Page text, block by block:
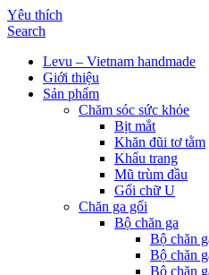
Yêu thích
Search
Levu – Vietnam handmade
Giới thiệu
Sản phẩm
Chăm sóc sức khỏe
Bịt mắt
Khăn đũi tơ tằm
Khẩu trang
Mũ trùm đầu
Gối chữ U
Chăn ga gối
Bộ chăn ga
Bộ chăn
Bộ chăn
Bộ chăn